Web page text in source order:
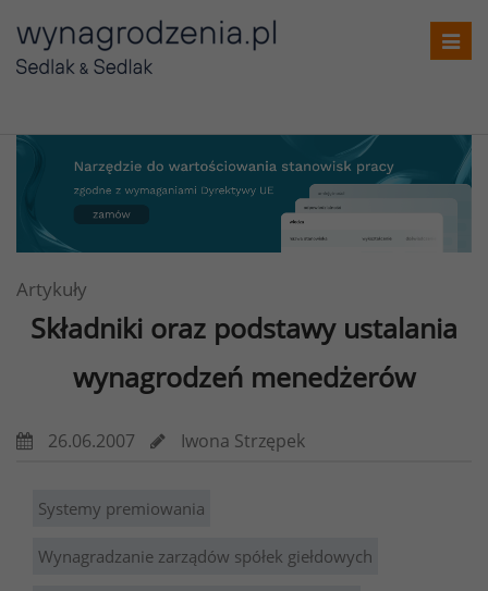
Artykuły
Składniki oraz podstawy ustalania
wynagrodzeń menedżerów
26.06.2007 Iwona Strzępek
Systemy premiowania
Wynagradzanie zarządów spółek giełdowych